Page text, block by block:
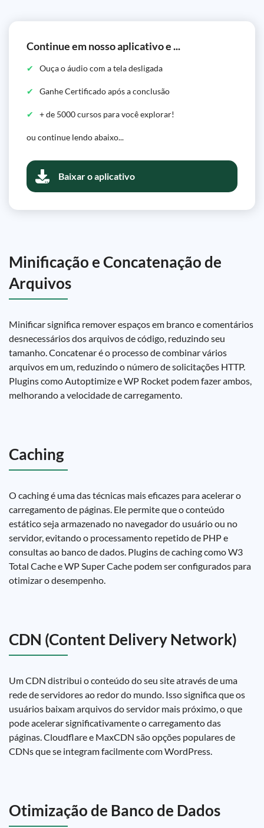
Continue em nosso aplicativo e ...
Ouça o áudio com a tela desligada
Ganhe Certificado após a conclusão
+ de 5000 cursos para você explorar!
ou continue lendo abaixo...
Baixar o aplicativo
Minificação e Concatenação de
Arquivos
Minificar significa remover espaços em branco e comentários
desnecessários dos arquivos de código, reduzindo seu
tamanho. Concatenar é o processo de combinar vários
arquivos em um, reduzindo o número de solicitações HTTP.
Plugins como Autoptimize e WP Rocket podem fazer ambos,
melhorando a velocidade de carregamento.
Caching
O caching é uma das técnicas mais eficazes para acelerar o
carregamento de páginas. Ele permite que o conteúdo
estático seja armazenado no navegador do usuário ou no
servidor, evitando o processamento repetido de PHP e
consultas ao banco de dados. Plugins de caching como W3
Total Cache e WP Super Cache podem ser configurados para
otimizar o desempenho.
CDN (Content Delivery Network)
Um CDN distribui o conteúdo do seu site através de uma
rede de servidores ao redor do mundo. Isso significa que os
usuários baixam arquivos do servidor mais próximo, o que
pode acelerar significativamente o carregamento das
páginas. Cloudflare e MaxCDN são opções populares de
CDNs que se integram facilmente com WordPress.
Otimização de Banco de Dados